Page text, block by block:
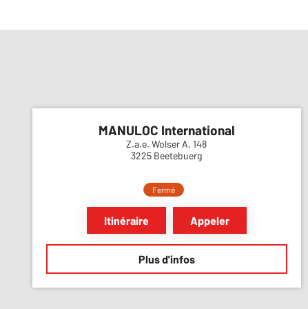
MANULOC International
Z.a.e. Wolser A, 148
3225 Beetebuerg
Fermé
Itinéraire Appeler
Plus d'infos